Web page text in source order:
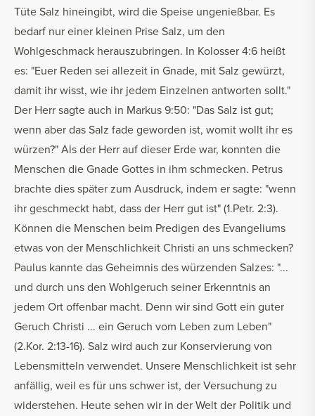
Tüte Salz hineingibt, wird die Speise ungenießbar. Es
bedarf nur einer kleinen Prise Salz, um den
Wohlgeschmack herauszubringen. In Kolosser 4:6 heißt
es: "Euer Reden sei allezeit in Gnade, mit Salz gewürzt,
damit ihr wisst, wie ihr jedem Einzelnen antworten sollt."
Der Herr sagte auch in Markus 9:50: "Das Salz ist gut;
wenn aber das Salz fade geworden ist, womit wollt ihr es
würzen?" Als der Herr auf dieser Erde war, konnten die
Menschen die Gnade Gottes in ihm schmecken. Petrus
brachte dies später zum Ausdruck, indem er sagte: "wenn
ihr geschmeckt habt, dass der Herr gut ist" (1.Petr. 2:3).
Können die Menschen beim Predigen des Evangeliums
etwas von der Menschlichkeit Christi an uns schmecken?
Paulus kannte das Geheimnis des würzenden Salzes: "...
und durch uns den Wohlgeruch seiner Erkenntnis an
jedem Ort offenbar macht. Denn wir sind Gott ein guter
Geruch Christi ... ein Geruch vom Leben zum Leben"
(2.Kor. 2:13-16). Salz wird auch zur Konservierung von
Lebensmitteln verwendet. Unsere Menschlichkeit ist sehr
anfällig, weil es für uns schwer ist, der Versuchung zu
widerstehen. Heute sehen wir in der Welt der Politik und